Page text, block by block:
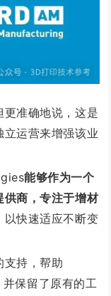
准确地说，这是
运营来增强该业
能够作为一个
供商，专注于增材
以快速适应不断变
支持，帮助
保留了原有的工